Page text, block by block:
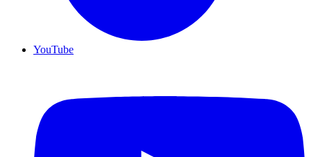
YouTube